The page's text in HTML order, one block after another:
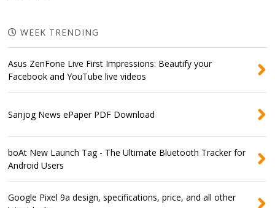
WEEK TRENDING
Asus ZenFone Live First Impressions: Beautify your
Facebook and YouTube live videos
Sanjog News ePaper PDF Download
boAt New Launch Tag - The Ultimate Bluetooth Tracker for
Android Users
Google Pixel 9a design, specifications, price, and all other